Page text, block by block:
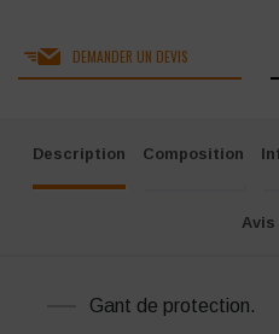
DEMANDER UN DEVIS
Description Composition
Avis
Gant de protection.